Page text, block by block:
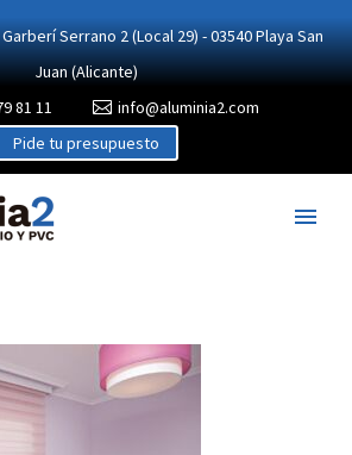
Serrano 2 (Local 29) - 03540 Playa San
Juan (Alicante)
81 11
info@aluminia2.com
Pide tu presupuesto